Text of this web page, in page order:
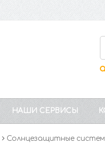
НАШИ СЕРВИСЫ
Солнцезащитные